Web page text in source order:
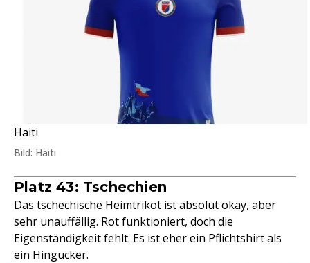
Haiti
Bild: Haiti
Platz 43: Tschechien
Das tschechische Heimtrikot ist absolut okay, aber
sehr unauffällig. Rot funktioniert, doch die
Eigenständigkeit fehlt. Es ist eher ein Pflichtshirt als
ein Hingucker.